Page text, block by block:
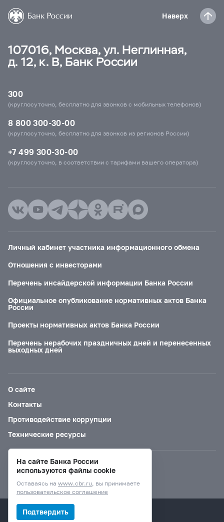
Наверх
107016, Москва, ул. Неглинная,
д. 12, к. В, Банк России
300
(круглосуточно, бесплатно для звонков с мобильных телефонов)
8 800 300-30-00
(круглосуточно, бесплатно для звонков из регионов России)
+7 499 300-30-00
(круглосуточно, в соответствии с тарифами вашего оператора)
Личный кабинет участника информационного обмена
Отношения с инвесторами
Перечень инсайдерской информации Банка России
Официальное опубликование нормативных актов Банка
России
Проекты нормативных актов Банка России
Перечень нерабочих праздничных дней и перенесенных
выходных дней
О сайте
Контакты
Противодействие коррупции
Технические ресурсы
Версия для слабовидящих
© Банк России, 2000–2026.
На сайте Банка России
используются файлы cookie
Оставаясь на www.cbr.ru, вы принимаете
пользовательское соглашение
Подтвердить